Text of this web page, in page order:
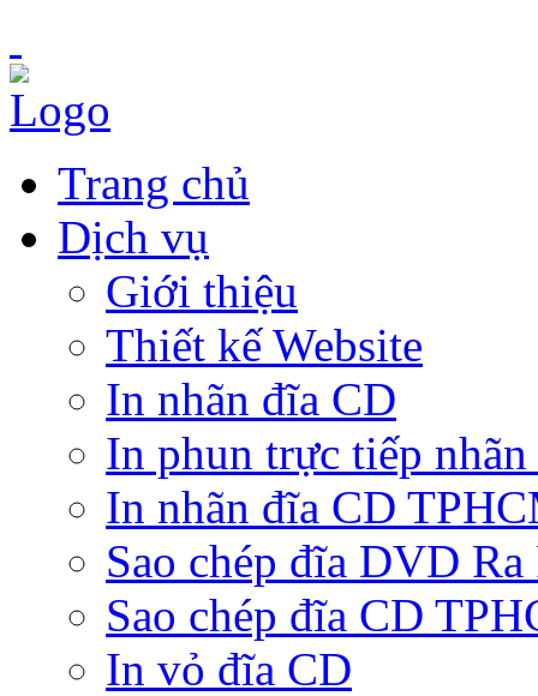
Trang chủ
Dịch vụ
Giới thiệu
Thiết kế Website
In nhãn đĩa CD
In phun trực tiếp
In nhãn đĩa CD
Sao chép đĩa DVD
Sao chép đĩa CD
In vỏ đĩa CD